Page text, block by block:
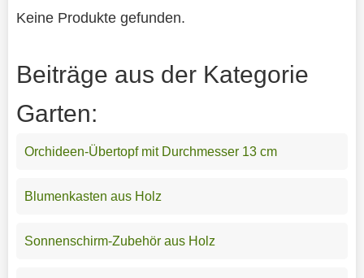
Keine Produkte gefunden.
Beiträge aus der Kategorie
Garten:
Orchideen-Übertopf mit Durchmesser 13 cm
Blumenkasten aus Holz
Sonnenschirm-Zubehör aus Holz